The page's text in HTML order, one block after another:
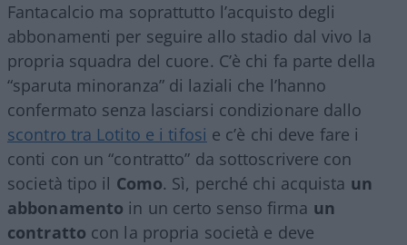
Fantacalcio ma soprattutto l’acquisto degli
abbonamenti per seguire allo stadio dal vivo la
propria squadra del cuore. C’è chi fa parte della
“sparuta minoranza” di laziali che l’hanno
confermato senza lasciarsi condizionare dallo
scontro tra Lotito e i tifosi e c’è chi deve fare i
conti con un “contratto” da sottoscrivere con
società tipo il Como. Sì, perché chi acquista un
abbonamento in un certo senso firma un
contratto con la propria società e deve